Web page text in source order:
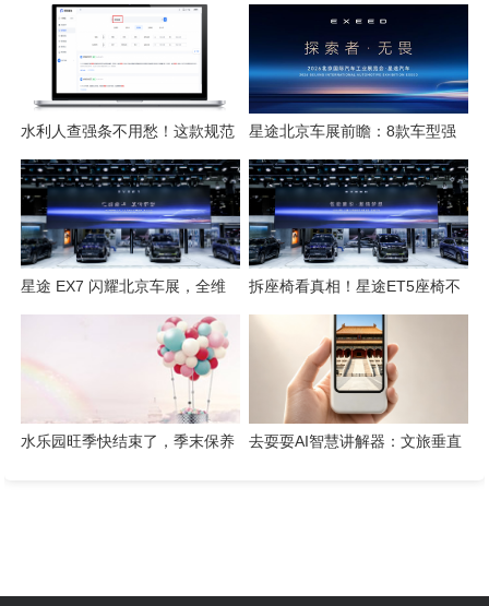
性方案解析
喷码技术的应对逻辑
水利人查强条不用愁！这款规范
检索工具一键搞定
星途北京车展前瞻：8款车型强
势集结，开启3.0性能豪华探索
新姿态
星途 EX7 闪耀北京车展，全维
硬核实力解锁“陆上专机”出行新
拆座椅看真相！星途ET5座椅不
只是舒适，技术藏满诚意
水乐园旺季快结束了，季末保养
去耍耍AI智慧讲解器：文旅垂直